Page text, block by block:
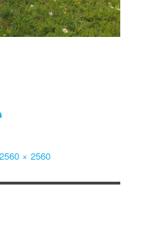
Volle
2560 × 2560